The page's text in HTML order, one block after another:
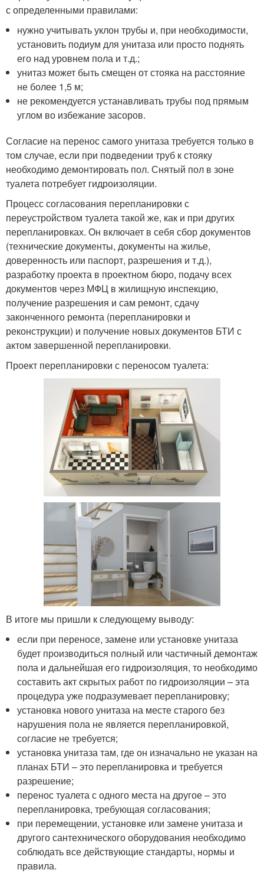
с определенными правилами:
нужно учитывать уклон трубы и, при необходимости,
установить подиум для унитаза или просто поднять
его над уровнем пола и т.д.;
унитаз может быть смещен от стояка на расстояние
не более 1,5 м;
не рекомендуется устанавливать трубы под прямым
углом во избежание засоров.
Согласие на перенос самого унитаза требуется только в
том случае, если при подведении труб к стояку
необходимо демонтировать пол. Снятый пол в зоне
туалета потребует гидроизоляции.
Процесс согласования перепланировки с
переустройством туалета такой же, как и при других
перепланировках. Он включает в себя сбор документов
(технические документы, документы на жилье,
доверенность или паспорт, разрешения и т.д.),
разработку проекта в проектном бюро, подачу всех
документов через МФЦ в жилищную инспекцию,
получение разрешения и сам ремонт, сдачу
законченного ремонта (перепланировки и
реконструкции) и получение новых документов БТИ с
актом завершенной перепланировки.
Проект перепланировки с переносом туалета:
В итоге мы пришли к следующему выводу:
если при переносе, замене или установке унитаза
будет производиться полный или частичный демонтаж
пола и дальнейшая его гидроизоляция, то необходимо
составить акт скрытых работ по гидроизоляции – эта
процедура уже подразумевает перепланировку;
установка нового унитаза на месте старого без
нарушения пола не является перепланировкой,
согласие не требуется;
установка унитаза там, где он изначально не указан на
планах БТИ – это перепланировка и требуется
разрешение;
перенос туалета с одного места на другое – это
перепланировка, требующая согласования;
при перемещении, установке или замене унитаза и
другого сантехнического оборудования необходимо
соблюдать все действующие стандарты, нормы и
правила.